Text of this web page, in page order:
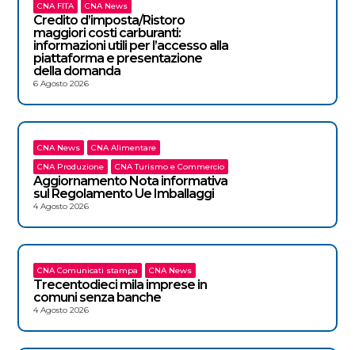
CNA FITA CNA News
Credito d’imposta/Ristoro
maggiori costi carburanti:
informazioni utili per l’accesso alla
piattaforma e presentazione
della domanda
6 Agosto 2026
CNA News
CNA Alimentare
CNA Produzione
CNA Turismo e Commercio
Aggiornamento Nota informativa
sul Regolamento Ue Imballaggi
4 Agosto 2026
CNA Comunicati stampa CNA News
Trecentodieci mila imprese in
comuni senza banche
4 Agosto 2026